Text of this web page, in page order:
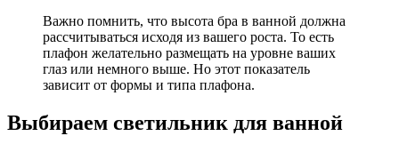
Важно помнить, что высота бра в ванной должна
рассчитываться исходя из вашего роста. То есть
плафон желательно размещать на уровне ваших
глаз или немного выше. Но этот показатель
зависит от формы и типа плафона.
Выбираем светильник для ванной